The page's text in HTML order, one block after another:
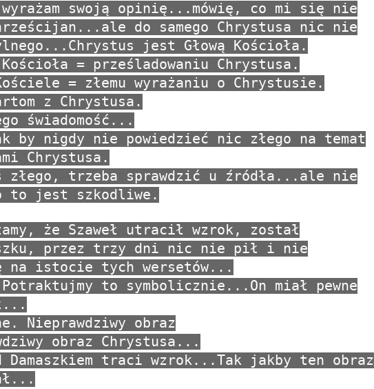
swoją opinię...mówię, co mi się nie
do samego Chrystusa nic nie
jest Głową Kościoła.
= prześladowaniu Chrystusa.
= złemu wyrażaniu o Chrystusie.
z Chrystusa.
świadomość...
by nigdy nie powiedzieć nic złego na temat
Chrystusa.
trzeba sprawdzić u źródła...ale nie
to jest szkodliwe.
że Szaweł utracił wzrok, został
przez trzy dni nic nie pił i nie
na istocie tych wersetów...
to symbolicznie...On miał pewne
Nieprawdziwy obraz
obraz Chrystusa...
Damaszkiem traci wzrok...Tak jakby ten obraz